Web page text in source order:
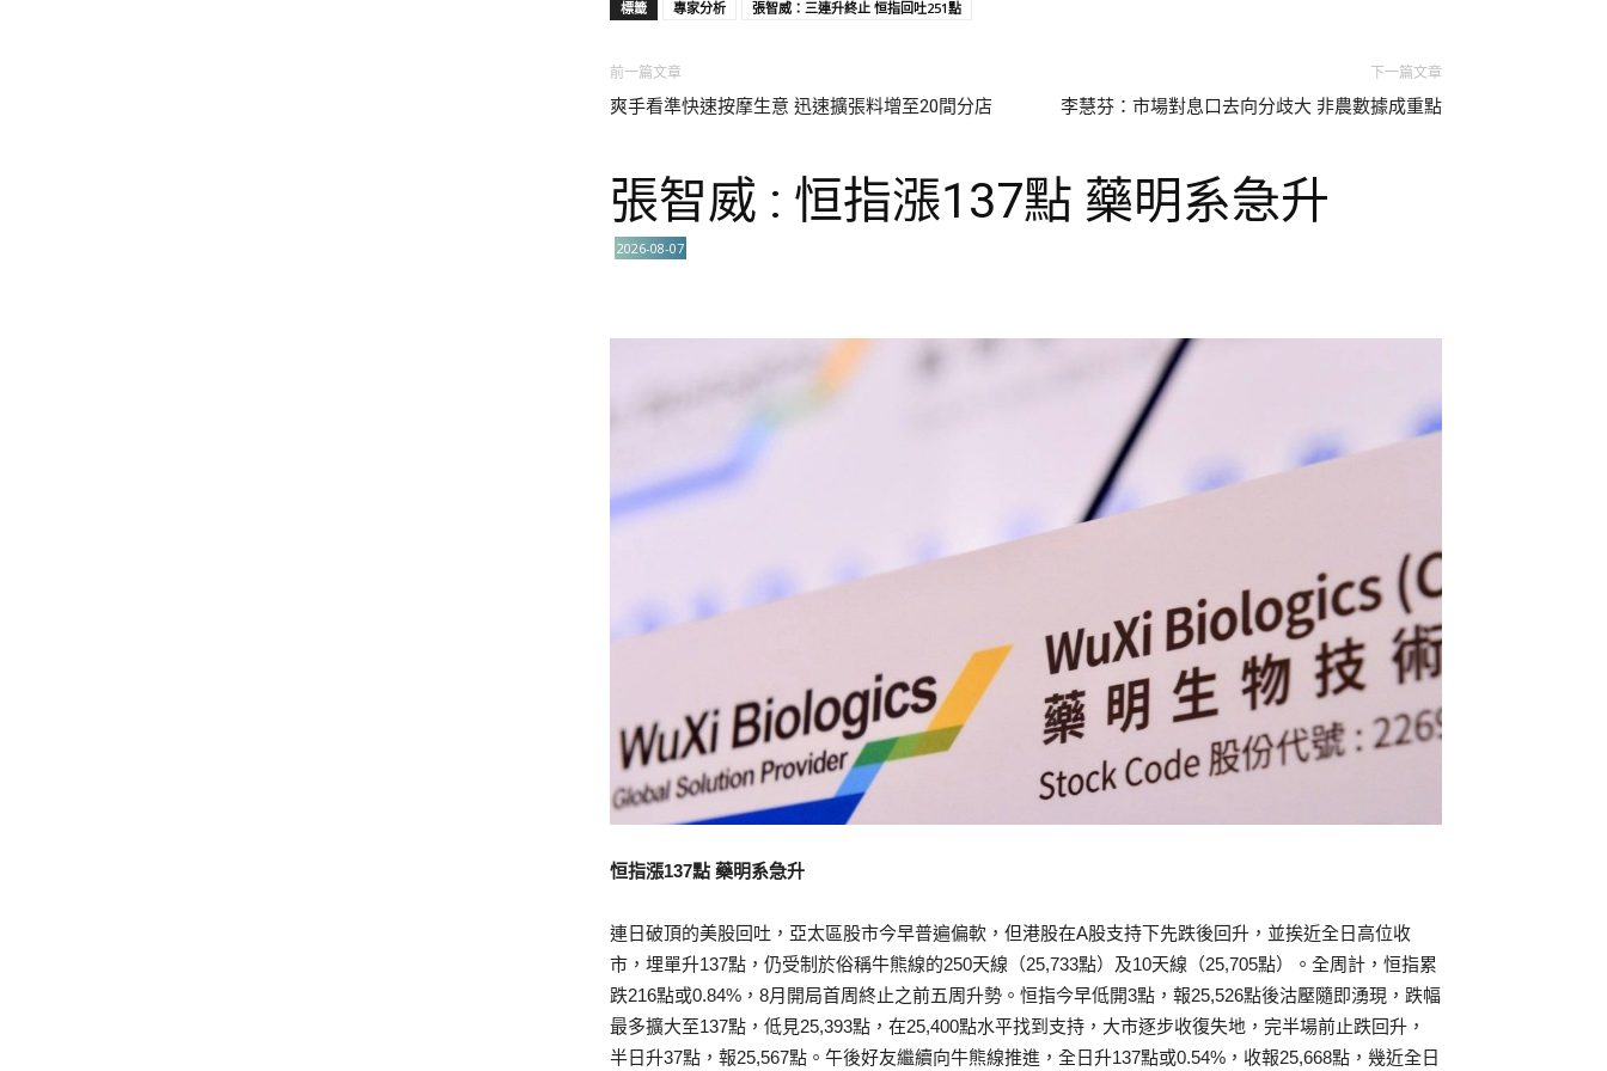
標籤 專家分析 張智威：三連升終止 恒指回吐251點
前一篇文章
爽手看準快速按摩生意 迅速擴張料增至20間分店
下一篇文章
李慧芬：市場對息口去向分歧大 非農數據成重點
張智威 : 恒指漲137點 藥明系急升
2026-08-07
恒指漲137點 藥明系急升
連日破頂的美股回吐，亞太區股市今早普遍偏軟，但港股在A股支持下先跌後回升，並挨近全日高位收
市，埋單升137點，仍受制於俗稱牛熊線的250天線（25,733點）及10天線（25,705點）。全周計，恒指累
跌216點或0.84%，8月開局首周終止之前五周升勢。恒指今早低開3點，報25,526點後沽壓隨即湧現，跌幅
最多擴大至137點，低見25,393點，在25,400點水平找到支持，大市逐步收復失地，完半場前止跌回升，
半日升37點，報25,567點。午後好友繼續向牛熊線推進，全日升137點或0.54%，收報25,668點，幾近全日